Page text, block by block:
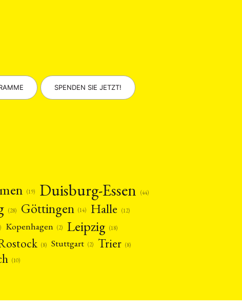
SPENDEN SIE JETZT!
(19) Duisburg-Essen (44)
(28) Göttingen (14) Halle (12)
Kopenhagen (2) Leipzig (18)
(8) Stuttgart (2) Trier (8)
(10)